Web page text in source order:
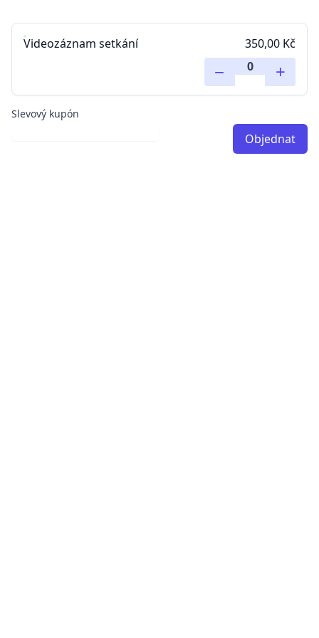
350,00 Kč
− +
Videozáznam setkání
Slevový kupón
Objednat